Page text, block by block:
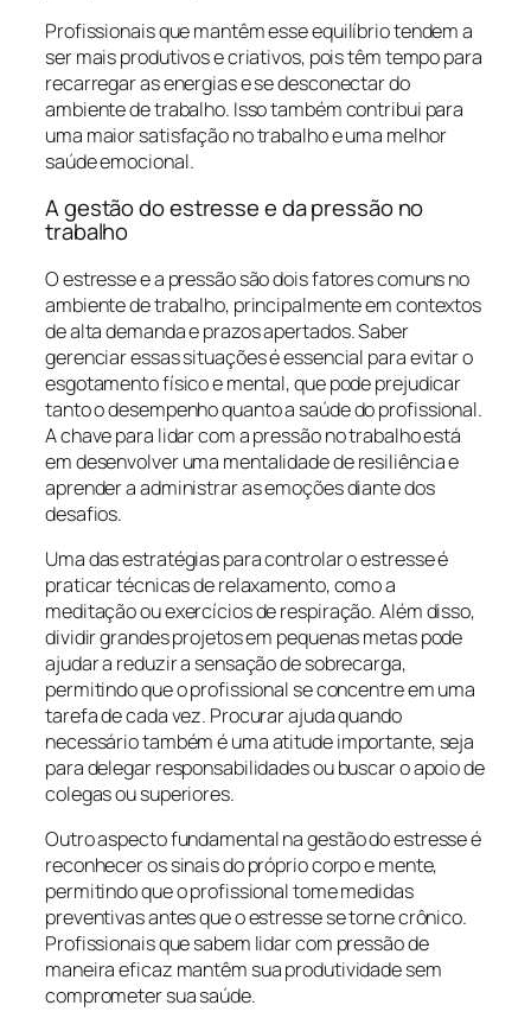
Profissionais que mantêm esse equilíbrio tendem a
ser mais produtivos e criativos, pois têm tempo para
recarregar as energias e se desconectar do
ambiente de trabalho. Isso também contribui para
uma maior satisfação no trabalho e uma melhor
saúde emocional.
A gestão do estresse e da pressão no
trabalho
O estresse e a pressão são dois fatores comuns no
ambiente de trabalho, principalmente em contextos
de alta demanda e prazos apertados. Saber
gerenciar essas situações é essencial para evitar o
esgotamento físico e mental, que pode prejudicar
tanto o desempenho quanto a saúde do profissional.
A chave para lidar com a pressão no trabalho está
em desenvolver uma mentalidade de resiliência e
aprender a administrar as emoções diante dos
desafios.
Uma das estratégias para controlar o estresse é
praticar técnicas de relaxamento, como a
meditação ou exercícios de respiração. Além disso,
dividir grandes projetos em pequenas metas pode
ajudar a reduzir a sensação de sobrecarga,
permitindo que o profissional se concentre em uma
tarefa de cada vez. Procurar ajuda quando
necessário também é uma atitude importante, seja
para delegar responsabilidades ou buscar o apoio de
colegas ou superiores.
Outro aspecto fundamental na gestão do estresse é
reconhecer os sinais do próprio corpo e mente,
permitindo que o profissional tome medidas
preventivas antes que o estresse se torne crônico.
Profissionais que sabem lidar com pressão de
maneira eficaz mantêm sua produtividade sem
comprometer sua saúde.